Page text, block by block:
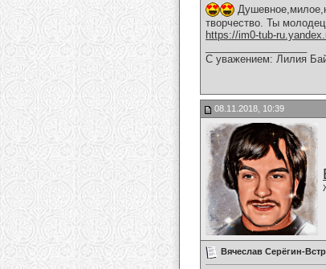
творчество. Ты
https://im0-tub-
С уважением: Лилия
08.11.2018, 10:39
Вячеслав Серёгин-